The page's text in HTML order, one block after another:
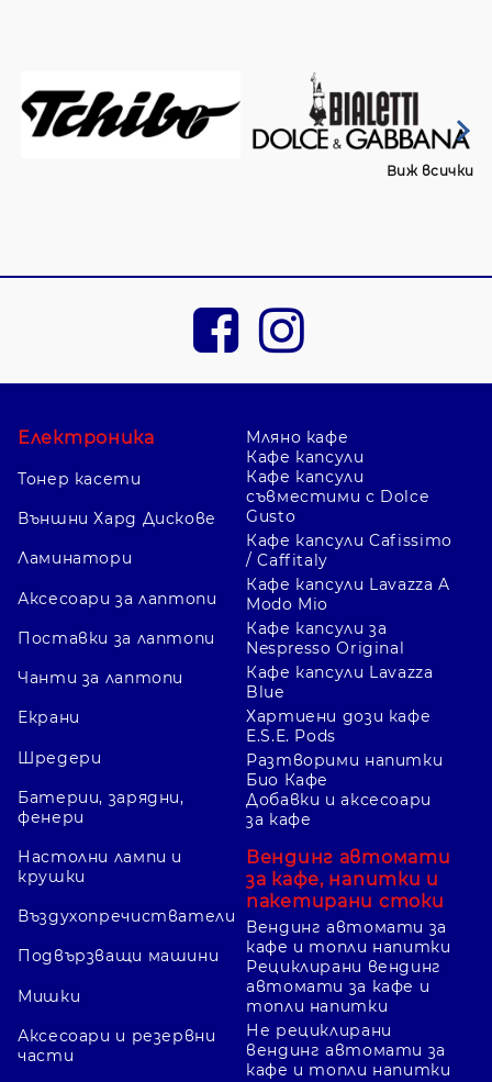
Виж всички
Електроника
Тонер касети
Външни Хард Дискове
Ламинатори
Аксесоари за лаптопи
Поставки за лаптопи
Чанти за лаптопи
Екрани
Шредери
Батерии, зарядни,
фенери
Настолни лампи и
крушки
Въздухопречистватели
Подвързващи машини
Мишки
Аксесоари и резервни
части
Мляно кафе
Кафе капсули
Кафе капсули
съвместими с Dolce
Gusto
Кафе капсули Cafissimo
/ Caffitaly
Кафе капсули Lavazza A
Modo Mio
Кафе капсули за
Nespresso Original
Кафе капсули Lavazza
Blue
Хартиени дози кафе
E.S.E. Pods
Разтворими напитки
Био Кафе
Добавки и аксесоари
за кафе
Вендинг автомати
за кафе, напитки и
пакетирани стоки
Вендинг автомати за
кафе и топли напитки
Рециклирани вендинг
автомати за кафе и
топли напитки
Не рециклирани
вендинг автомати за
кафе и топли напитки